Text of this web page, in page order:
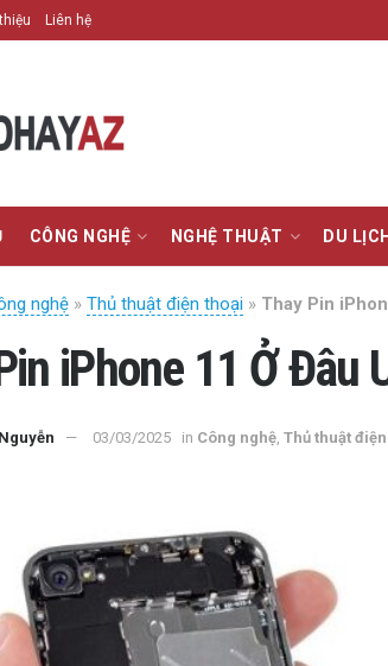
Liên hệ
CÔNG NGHỆ NGHỆ THUẬT DU LỊCH
nghệ » Thủ thuật điện thoại » Thay Pin
iPhone 11 Ở Đâu
03/03/2025 in Công nghệ Thủ thuật